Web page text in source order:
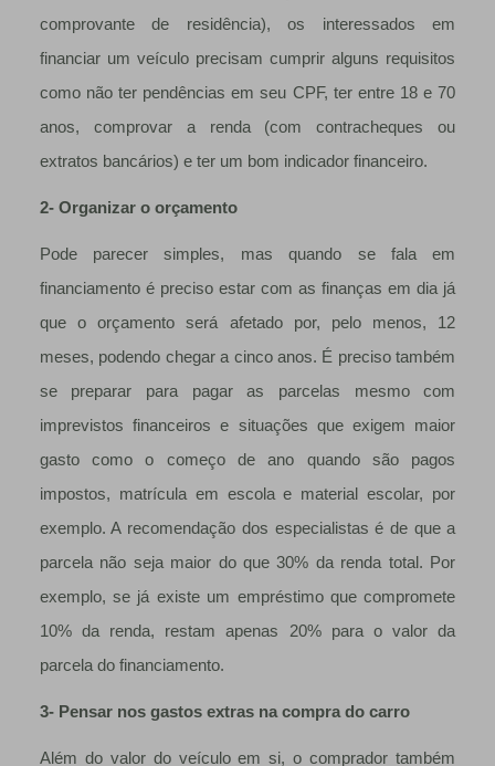
comprovante de residência), os interessados em
financiar um veículo precisam cumprir alguns requisitos
como não ter pendências em seu CPF, ter entre 18 e 70
anos, comprovar a renda (com contracheques ou
extratos bancários) e ter um bom indicador financeiro.
2- Organizar o orçamento
Pode parecer simples, mas quando se fala em
financiamento é preciso estar com as finanças em dia já
que o orçamento será afetado por, pelo menos, 12
meses, podendo chegar a cinco anos. É preciso também
se preparar para pagar as parcelas mesmo com
imprevistos financeiros e situações que exigem maior
gasto como o começo de ano quando são pagos
impostos, matrícula em escola e material escolar, por
exemplo. A recomendação dos especialistas é de que a
parcela não seja maior do que 30% da renda total. Por
exemplo, se já existe um empréstimo que compromete
10% da renda, restam apenas 20% para o valor da
parcela do financiamento.
3- Pensar nos gastos extras na compra do carro
Além do valor do veículo em si, o comprador também